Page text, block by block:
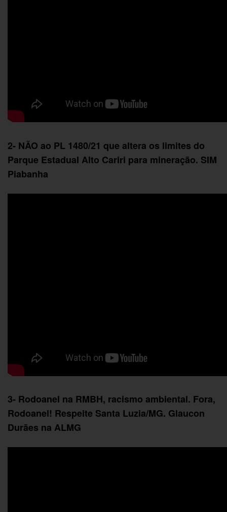
2- NÃO ao PL 1480/21 que altera os limites do
Parque Estadual Alto Cariri para mineração. SIM
Piabanha
3- Rodoanel na RMBH, racismo ambiental. Fora,
Rodoanel! Respeite Santa Luzia/MG. Glaucon
Durães na ALMG